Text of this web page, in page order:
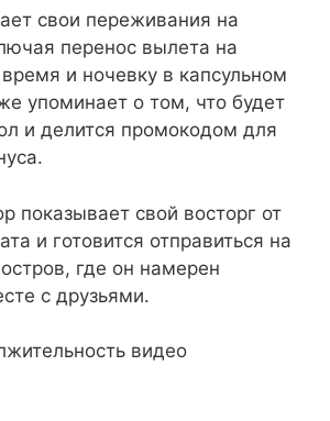
свои переживания на
перенос вылета на
и ночевку в капсульном
упоминает о том, что будет
и делится промокодом для
показывает свой восторг от
и готовится отправиться на
где он намерен
с друзьями.
видео